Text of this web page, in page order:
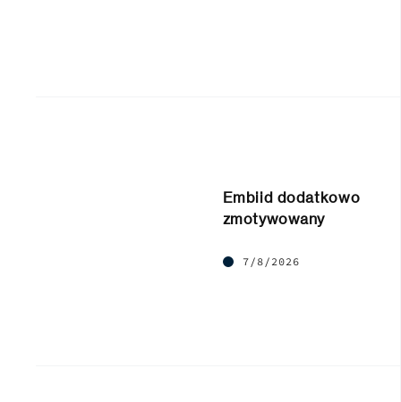
Embiid dodatkowo
zmotywowany
7/8/2026